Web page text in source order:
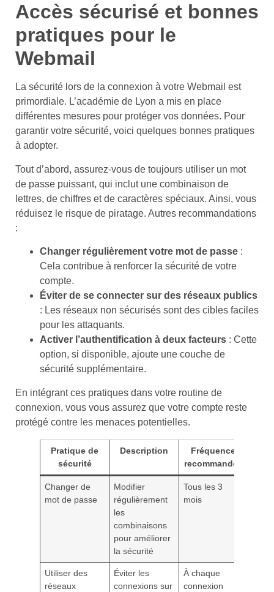
Accès sécurisé et bonnes
pratiques pour le
Webmail
La sécurité lors de la connexion à votre Webmail est
primordiale. L’académie de Lyon a mis en place
différentes mesures pour protéger vos données. Pour
garantir votre sécurité, voici quelques bonnes pratiques
à adopter.
Tout d’abord, assurez-vous de toujours utiliser un mot
de passe puissant, qui inclut une combinaison de
lettres, de chiffres et de caractères spéciaux. Ainsi, vous
réduisez le risque de piratage. Autres recommandations
:
Changer régulièrement votre mot de passe :
Cela contribue à renforcer la sécurité de votre
compte.
Éviter de se connecter sur des réseaux publics
: Les réseaux non sécurisés sont des cibles faciles
pour les attaquants.
Activer l’authentification à deux facteurs : Cette
option, si disponible, ajoute une couche de
sécurité supplémentaire.
En intégrant ces pratiques dans votre routine de
connexion, vous vous assurez que votre compte reste
protégé contre les menaces potentielles.
Pratique de
sécurité
Description
Fréquence
recommandée
Changer de
mot de passe
Modifier
régulièrement
les
combinaisons
pour améliorer
la sécurité
Tous les 3
mois
Utiliser des
réseaux
Éviter les
connexions sur
À chaque
connexion